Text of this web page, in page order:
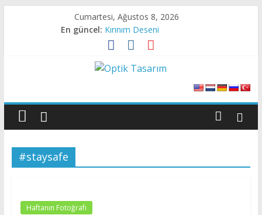
Cumartesi, Ağustos 8, 2026
En güncel: Kırınım Deseni
X- Işını Darbesi
Canlı Dokudan Geçen Işık
Tasarım
Optik
Tasarıma
Şey
#staysafe
Haftanın Fotoğrafı